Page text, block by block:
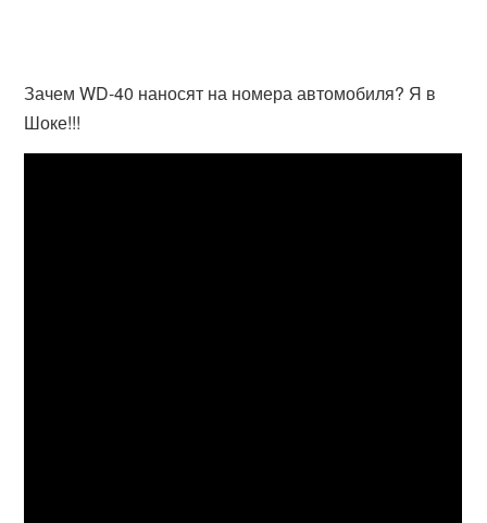
Зачем WD-40 наносят на номера автомобиля? Я в
Шоке!!!